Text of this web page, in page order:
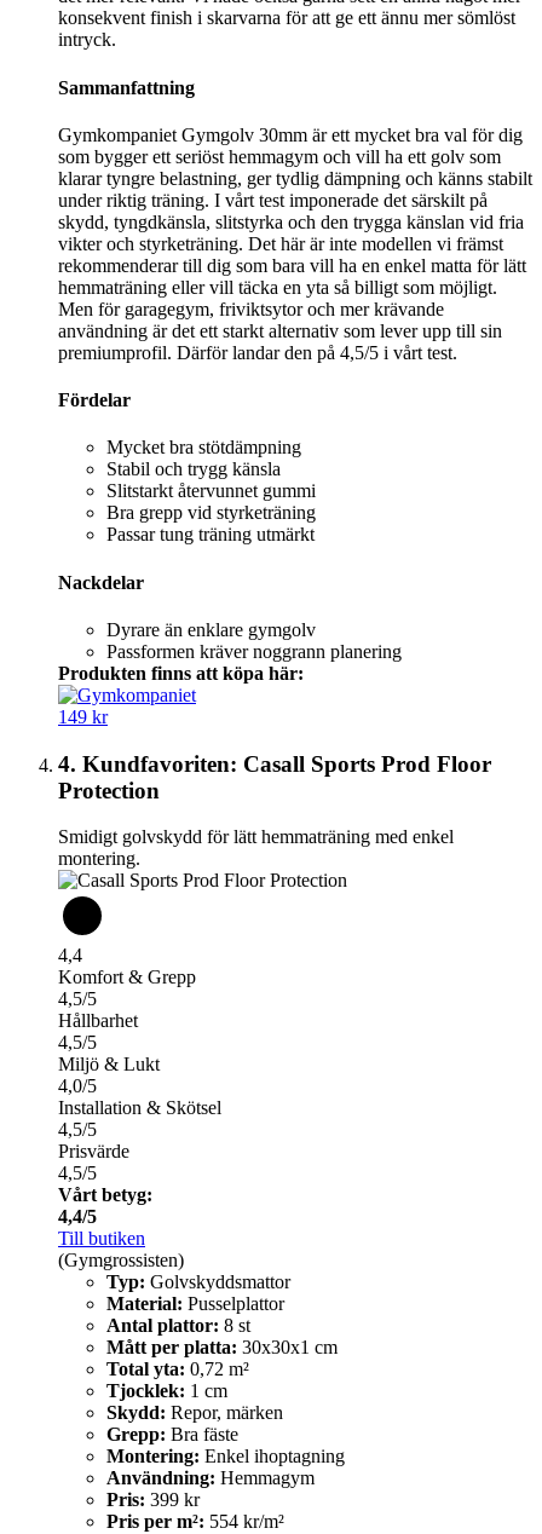
konsekvent finish i skarvarna för att ge ett ännu mer sömlöst
intryck.
Sammanfattning
Gymkompaniet Gymgolv 30mm är ett mycket bra val för dig
som bygger ett seriöst hemmagym och vill ha ett golv som
klarar tyngre belastning, ger tydlig dämpning och känns stabilt
under riktig träning. I vårt test imponerade det särskilt på
skydd, tyngdkänsla, slitstyrka och den trygga känslan vid fria
vikter och styrketräning. Det här är inte modellen vi främst
rekommenderar till dig som bara vill ha en enkel matta för lätt
hemmaträning eller vill täcka en yta så billigt som möjligt.
Men för garagegym, friviktsytor och mer krävande
användning är det ett starkt alternativ som lever upp till sin
premiumprofil. Därför landar den på 4,5/5 i vårt test.
Fördelar
Mycket bra stötdämpning
Stabil och trygg känsla
Slitstarkt återvunnet gummi
Bra grepp vid styrketräning
Passar tung träning utmärkt
Nackdelar
Dyrare än enklare gymgolv
Passformen kräver noggrann planering
Produkten finns att köpa här:
149 kr
4. Kundfavoriten: Casall Sports Prod Floor
Protection
Smidigt golvskydd för lätt hemmaträning med enkel
montering.
4,4
Komfort & Grepp
4,5/5
Hållbarhet
4,5/5
Miljö & Lukt
4,0/5
Installation & Skötsel
4,5/5
Prisvärde
4,5/5
Vårt betyg:
4,4/5
Till butiken
(Gymgrossisten)
Typ: Golvskyddsmattor
Material: Pusselplattor
Antal plattor: 8 st
Mått per platta: 30x30x1 cm
Total yta: 0,72 m²
Tjocklek: 1 cm
Skydd: Repor, märken
Grepp: Bra fäste
Montering: Enkel ihoptagning
Användning: Hemmagym
Pris: 399 kr
Pris per m²: 554 kr/m²